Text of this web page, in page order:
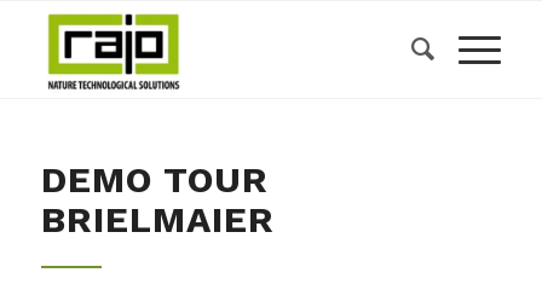
DEMO TOUR
BRIELMAIER